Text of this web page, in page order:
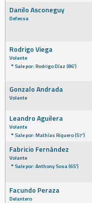
Danilo Asconeguy
Defensa
Rodrigo Viega
Volante
Sale por: Rodrigo Díaz (86')
Gonzalo Andrada
Volante
Leandro Aguilera
Volante
Sale por: Mathías Riquero (57')
Fabricio Fernández
Volante
Sale por: Anthony Sosa (65')
Facundo Peraza
Delantero